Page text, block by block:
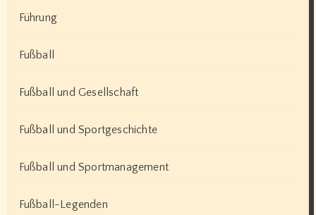
Führung
Fußball
Fußball und Gesellschaft
Fußball und Sportgeschichte
Fußball und Sportmanagement
Fußball-Legenden